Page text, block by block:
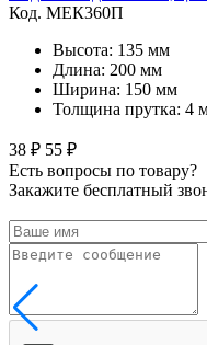
Код. MЕК360П
Высота: 135 мм
Длина: 200 мм
Ширина: 150 мм
Толщина прутка: 4
38 ₽ 55 ₽
Есть вопросы по товару?
Закажите бесплатный